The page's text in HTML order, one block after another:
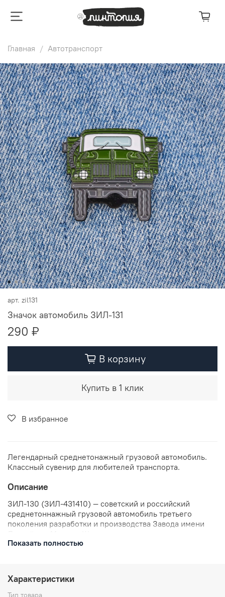
Главная Автотранспорт
арт. zil131
Значок автомобиль ЗИЛ-131
290 ₽
В корзину
Купить в 1 клик
В избранное
Легендарный среднетонажный грузовой автомобиль.
Классный сувенир для любителей транспорта.
Описание
ЗИЛ-130 (ЗИЛ-431410) — советский и российский
среднетоннажный грузовой автомобиль третьего
поколения разработки и производства Завода имени
хозяйстве и армии, поставлялся на экспорт. Один из
В комплекте: значок металлический, застежка
цанга-бабочка.
Показать полностью
Характеристики
Тип товара